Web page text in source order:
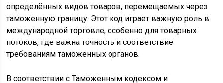
определённых видов товаров, перемещаемых через
таможенную границу. Этот код играет важную роль в
международной торговле, особенно для товарных
потоков, где важна точность и соответствие
требованиям таможенных органов.
В соответствии с Таможенным кодексом и